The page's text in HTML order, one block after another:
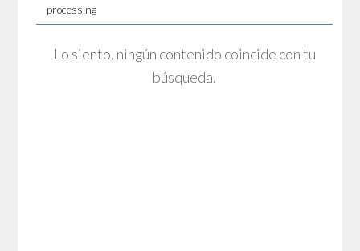
processing
Lo siento, ningún contenido coincide con tu
búsqueda.